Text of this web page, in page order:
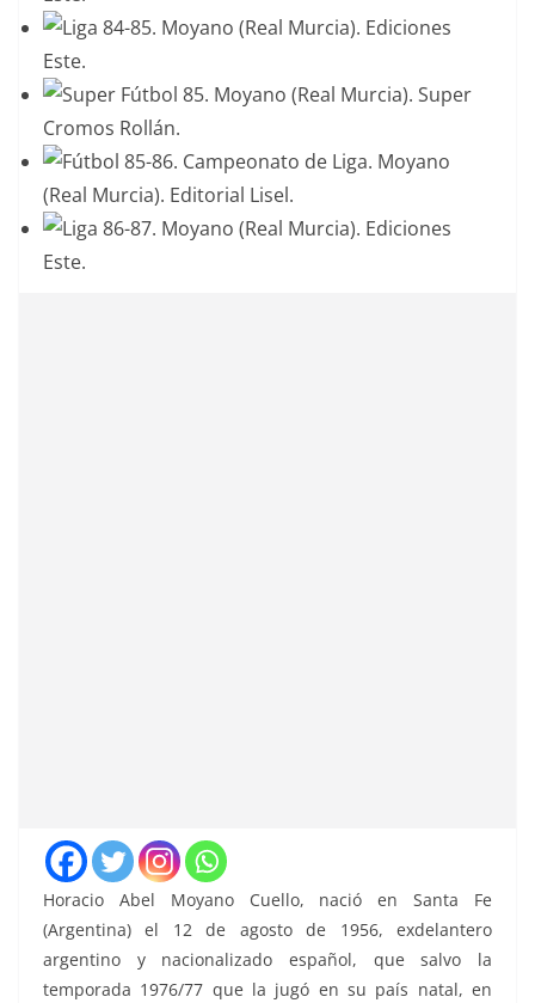
Horacio Abel Moyano Cuello, nació en Santa Fe
(Argentina) el 12 de agosto de 1956, exdelantero
argentino y nacionalizado español, que salvo la
temporada 1976/77 que la jugó en su país natal, en